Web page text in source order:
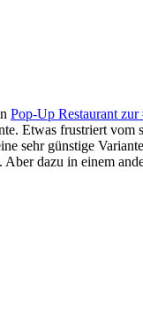
Pop-Up Restaurant zur
Etwas frustriert vom
sehr günstige
dazu in einem